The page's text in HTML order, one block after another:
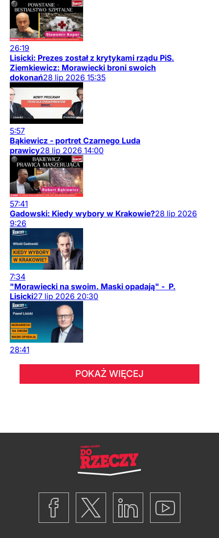
26:19
Lisicki: Prezes został z krytykami rządu PiS.
Ziemkiewicz: Morawiecki broni swoich
dokonań28 lip 2026 15:35
5:57
Bąkiewicz - portret Czarnego Luda
prawicy28 lip 2026 14:00
57:41
Gadowski: Kiedy wybory w Krakowie?28 lip 2026
9:26
7:34
"Morawiecki na swoim. Maski opadają" - P.
Lisicki27 lip 2026 20:30
28:41
POKAŻ WIĘCEJ